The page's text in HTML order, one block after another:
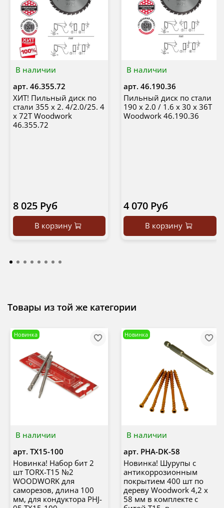
В наличии
арт. 46.355.72
ХИТ! Пильный диск по
стали 355 х 2. 4/2.0/25. 4
х 72T Woodwork
46.355.72
8 025 Руб
В корзину
В наличии
арт. 46.190.36
Пильный диск по стали
190 х 2.0 / 1.6 х 30 х 36T
Woodwork 46.190.36
4 070 Руб
В корзину
Товары из той же категории
В наличии
Новинка
арт. TX15-100
Новинка! Набор бит 2
шт TORX-T15 №2
WOODWORK для
саморезов, длина 100
мм, для кондуктора PHJ-
В наличии
Новинка
арт. PHA-DK-58
Новинка! Шурупы с
антикоррозионным
покрытием 400 шт по
дереву Woodwork 4,2 x
58 мм в комплекте с